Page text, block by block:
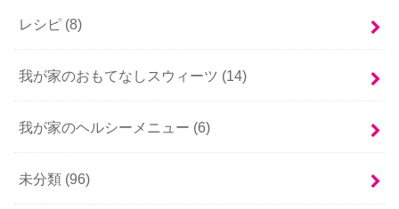
レシピ (8)
我が家のおもてなしスウィーツ (14)
我が家のヘルシーメニュー (6)
未分類 (96)